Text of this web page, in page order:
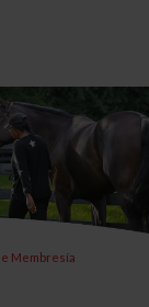
Membresía